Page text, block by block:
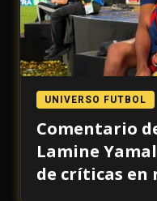
UNIVERSO FUTBOL
Comentario
Lamine
de críticas en